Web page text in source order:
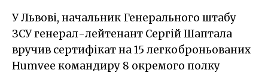
У Львові, начальник Генерального штабу
ЗСУ генерал-лейтенант Сергій Шаптала
вручив сертифікат на 15 легкоброньованих
Humvee командиру 8 окремого полку